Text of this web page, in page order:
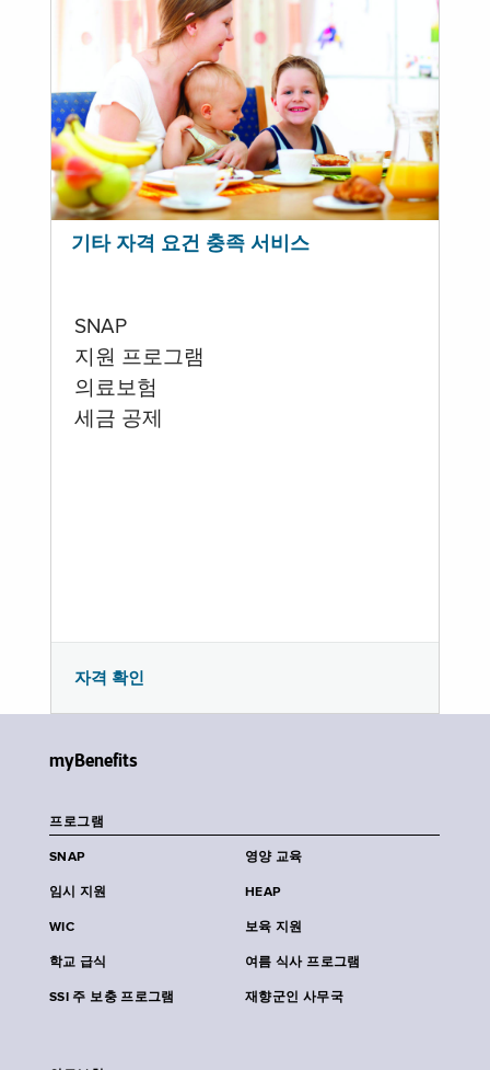
기타 자격 요건 충족 서비스
SNAP
지원 프로그램
의료보험
세금 공제
자격 확인
myBenefits
프로그램
SNAP 영양 교육
임시 지원 HEAP
WIC 보육 지원
학교 급식 여름 식사 프로그램
SSI 주 보충 프로그램 재향군인 사무국